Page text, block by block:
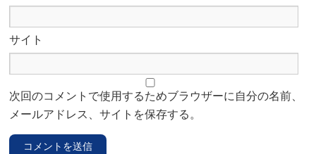
サイト
次回のコメントで使用するためブラウザーに自分の名前、
メールアドレス、サイトを保存する。